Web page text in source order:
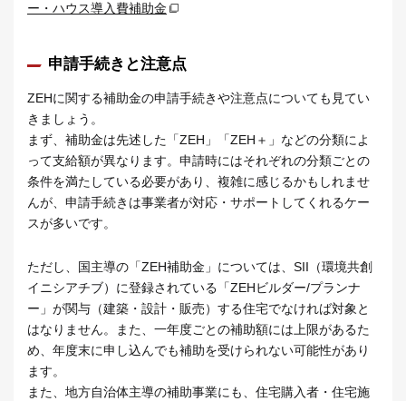
ー・ハウス導入費補助金
申請手続きと注意点
ZEHに関する補助金の申請手続きや注意点についても見てい
きましょう。
まず、補助金は先述した「ZEH」「ZEH＋」などの分類によ
って支給額が異なります。申請時にはそれぞれの分類ごとの
条件を満たしている必要があり、複雑に感じるかもしれませ
んが、申請手続きは事業者が対応・サポートしてくれるケー
スが多いです。
ただし、国主導の「ZEH補助金」については、SII（環境共創
イニシアチブ）に登録されている「ZEHビルダー/プランナ
ー」が関与（建築・設計・販売）する住宅でなければ対象と
はなりません。また、一年度ごとの補助額には上限があるた
め、年度末に申し込んでも補助を受けられない可能性があり
ます。
また、地方自治体主導の補助事業にも、住宅購入者・住宅施